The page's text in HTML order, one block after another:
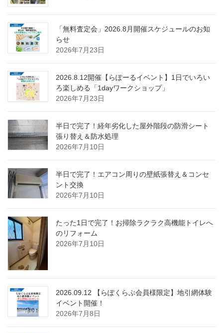
「無料査定会」2026.8月開催スケジュールのお知
らせ
2026年7月23日
2026.8.12開催【らぽーるイベント】1日でいろい
ろ楽しめる「1dayワークショップ」
2026年7月23日
半日で完了！経年劣化した屋外階段の防滑シート
張り替え＆防水処理
2026年7月10日
半日で完了！エアコン周りの壁紙張替え＆コンセ
ント交換
2026年7月10日
たった1日で完了！お掃除ラクラク高機能トイレへ
のリフォーム
2026年7月10日
2026.09.12 【らぽくらぶ会員様限定】地引網体験
イベント開催！
2026年7月8日